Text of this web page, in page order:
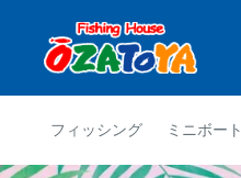
ン
釣
具
通
フィッシング ミニボート